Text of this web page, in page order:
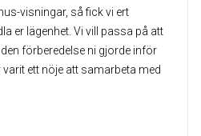
visningar, så fick vi ert
er lägenhet. Vi vill passa på att
förberedelse ni gjorde inför
ett nöje att samarbeta med